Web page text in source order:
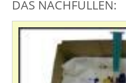
DAS NACHFÜLLEN: